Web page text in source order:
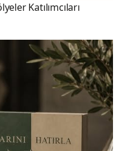
Katılımcıları